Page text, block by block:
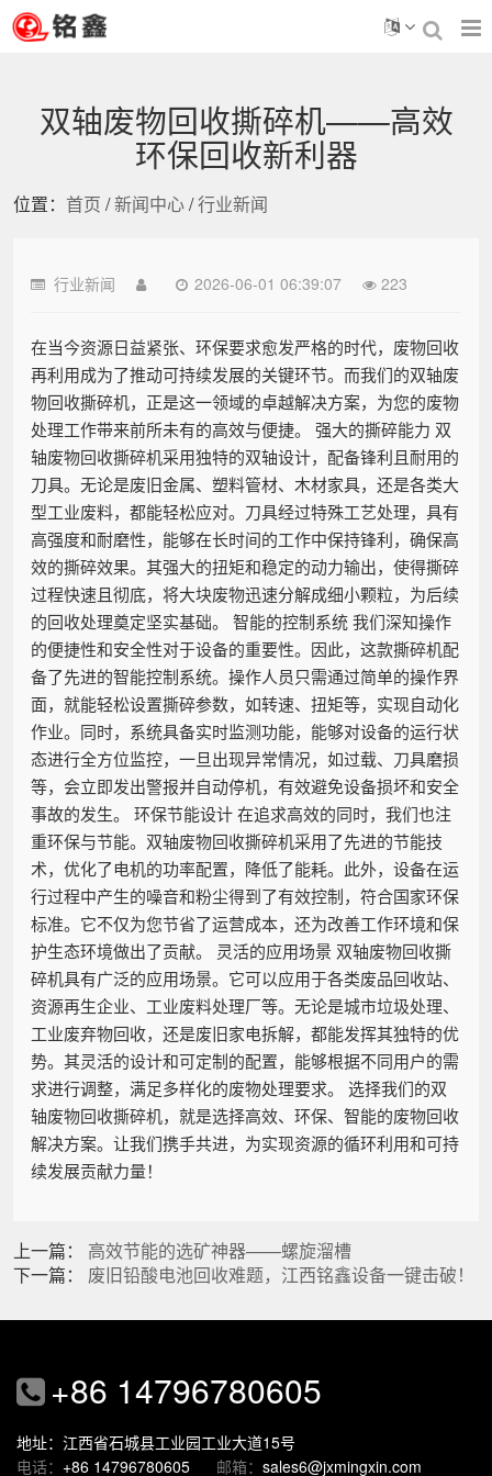
双轴废物回收撕碎机——高效
环保回收新利器
位置： 首页 /新闻中心/行业新闻
行业新闻 2026-06-01 06:39:07 223
在当今资源日益紧张、环保要求愈发严格的时代，废物回收
再利用成为了推动可持续发展的关键环节。而我们的双轴废
物回收撕碎机，正是这一领域的卓越解决方案，为您的废物
处理工作带来前所未有的高效与便捷。 强大的撕碎能力 双
轴废物回收撕碎机采用独特的双轴设计，配备锋利且耐用的
刀具。无论是废旧金属、塑料管材、木材家具，还是各类大
型工业废料，都能轻松应对。刀具经过特殊工艺处理，具有
高强度和耐磨性，能够在长时间的工作中保持锋利，确保高
效的撕碎效果。其强大的扭矩和稳定的动力输出，使得撕碎
过程快速且彻底，将大块废物迅速分解成细小颗粒，为后续
的回收处理奠定坚实基础。 智能的控制系统 我们深知操作
的便捷性和安全性对于设备的重要性。因此，这款撕碎机配
备了先进的智能控制系统。操作人员只需通过简单的操作界
面，就能轻松设置撕碎参数，如转速、扭矩等，实现自动化
作业。同时，系统具备实时监测功能，能够对设备的运行状
态进行全方位监控，一旦出现异常情况，如过载、刀具磨损
等，会立即发出警报并自动停机，有效避免设备损坏和安全
事故的发生。 环保节能设计 在追求高效的同时，我们也注
重环保与节能。双轴废物回收撕碎机采用了先进的节能技
术，优化了电机的功率配置，降低了能耗。此外，设备在运
行过程中产生的噪音和粉尘得到了有效控制，符合国家环保
标准。它不仅为您节省了运营成本，还为改善工作环境和保
护生态环境做出了贡献。 灵活的应用场景 双轴废物回收撕
碎机具有广泛的应用场景。它可以应用于各类废品回收站、
资源再生企业、工业废料处理厂等。无论是城市垃圾处理、
工业废弃物回收，还是废旧家电拆解，都能发挥其独特的优
势。其灵活的设计和可定制的配置，能够根据不同用户的需
求进行调整，满足多样化的废物处理要求。 选择我们的双
轴废物回收撕碎机，就是选择高效、环保、智能的废物回收
解决方案。让我们携手共进，为实现资源的循环利用和可持
续发展贡献力量！
上一篇： 高效节能的选矿神器——螺旋溜槽
下一篇： 废旧铅酸电池回收难题，江西铭鑫设备一键击破！
+86 14796780605
地址：江西省石城县工业园工业大道15号
电话： +86 14796780605 邮箱： sales6@jxmingxin.com